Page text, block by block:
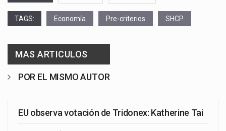
TAGS: Economía Pre-criterios SHCP
MAS ARTICULOS
POR EL MISMO AUTOR
EU observa votación de Tridonex: Katherine Tai